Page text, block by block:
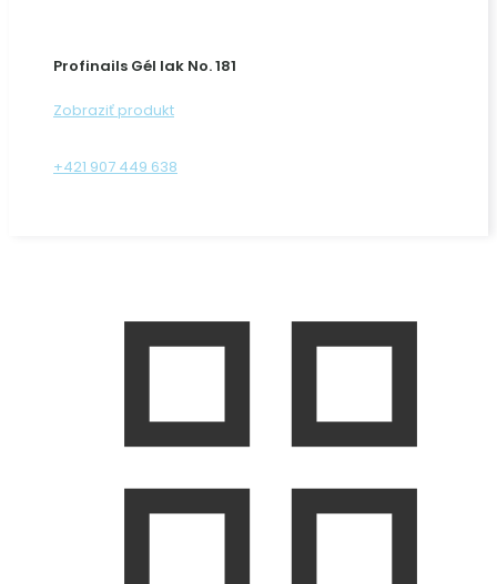
Profinails Gél lak No. 181
Zobraziť produkt
+421 907 449 638